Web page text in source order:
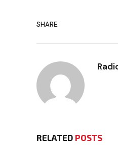
SHARE.
RELATED POSTS